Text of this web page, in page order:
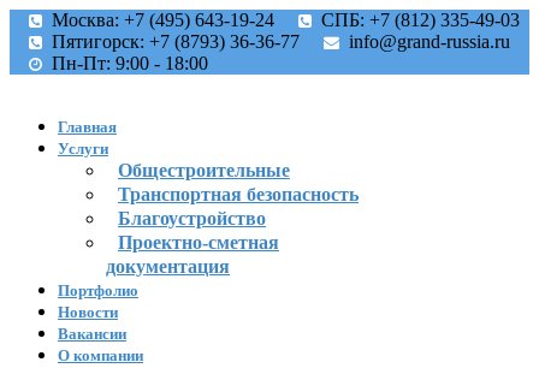
Москва: +7 (495) 643-19-24
СПБ: +7 (812) 335-49-03
Пятигорск: +7 (8793) 36-36-77
info@grand-russia.ru
Пн-Пт: 9:00 - 18:00
Главная
Услуги
Общестроительные
Транспортная безопасность
Благоустройство
Проектно-сметная
документация
Портфолио
Новости
Вакансии
О компании